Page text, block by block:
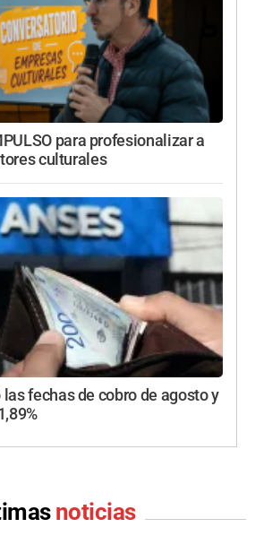
para profesionalizar a
culturales
fechas de cobro de agosto y
noticias